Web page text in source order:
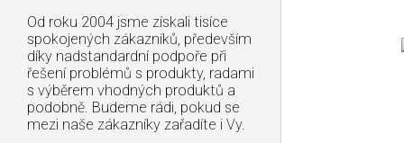
Od roku 2004 jsme získali tisíce
spokojených zákazníků, především
díky nadstandardní podpoře při
řešení problémů s produkty, radami
s výběrem vhodných produktů a
podobně. Budeme rádi, pokud se
mezi naše zákazníky zařadíte i Vy.